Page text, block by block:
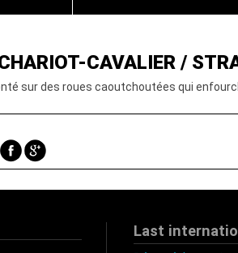
CAVALIER /
sur des roues caoutchoutées qui
Last